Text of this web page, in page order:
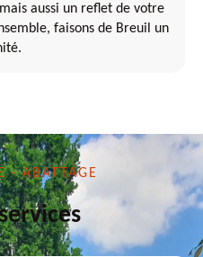
aussi un reflet de votre
faisons de Breuil un
- ABATTAGE